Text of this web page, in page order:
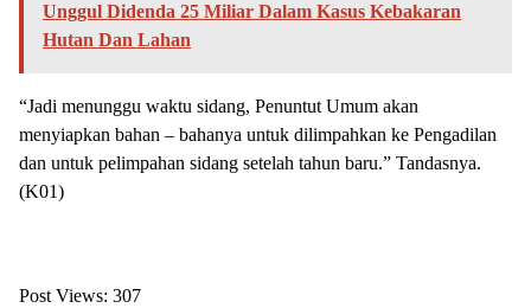
Unggul Didenda 25 Miliar Dalam Kasus Kebakaran
Hutan Dan Lahan
“Jadi menunggu waktu sidang, Penuntut Umum akan
menyiapkan bahan – bahanya untuk dilimpahkan ke Pengadilan
dan untuk pelimpahan sidang setelah tahun baru.” Tandasnya.
(K01)
Post Views: 307